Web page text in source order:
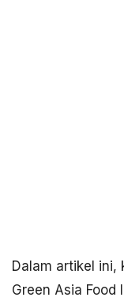
Dalam artikel ini,
Green Asia Food